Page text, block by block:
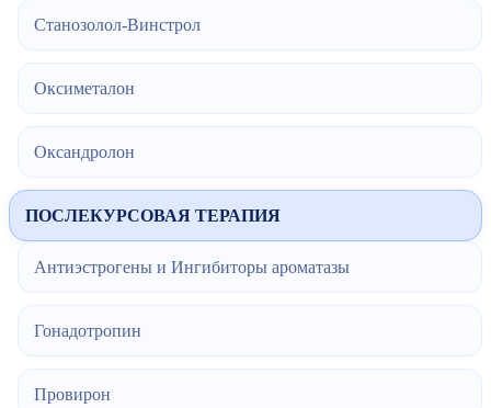
Станозолол-Винстрол
Оксиметалон
Оксандролон
ПОСЛЕКУРСОВАЯ ТЕРАПИЯ
Антиэстрогены и Ингибиторы ароматазы
Гонадотропин
Провирон